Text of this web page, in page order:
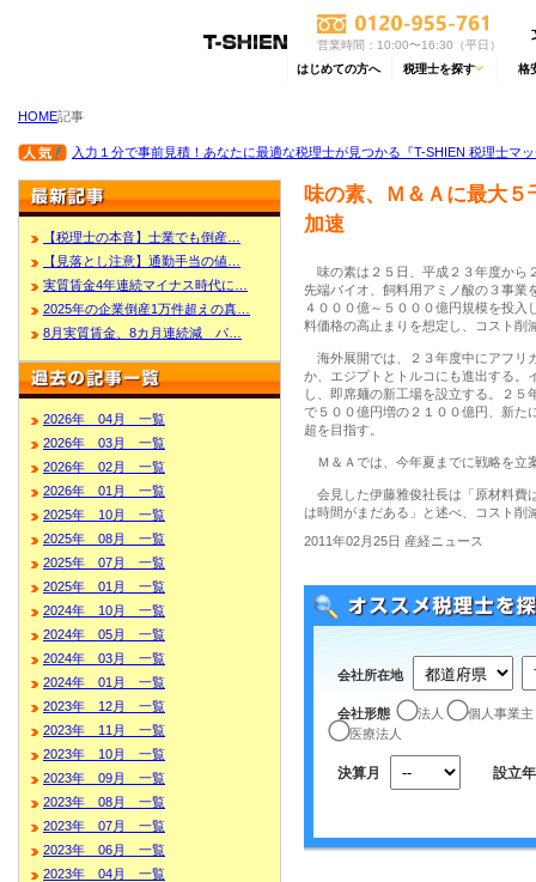
営業時間：10:00〜16:30（平日）
はじめての方へ 税理士を探す 格
HOME記事
入力１分で事前見積！あなたに最適な税理士が見つかる『T-SHIEN 税理士マ
【税理士の本音】士業でも倒産…
【見落とし注意】通勤手当の値…
実質賃金4年連続マイナス時代に…
2025年の企業倒産1万件超えの真…
8月実質賃金、8カ月連続減 パ…
2026年 04月 一覧
2026年 03月 一覧
2026年 02月 一覧
2026年 01月 一覧
2025年 10月 一覧
2025年 08月 一覧
2025年 07月 一覧
2025年 01月 一覧
2024年 10月 一覧
2024年 05月 一覧
2024年 03月 一覧
2024年 01月 一覧
2023年 12月 一覧
2023年 11月 一覧
2023年 10月 一覧
2023年 09月 一覧
2023年 08月 一覧
2023年 07月 一覧
2023年 06月 一覧
2023年 04月 一覧
味の素、Ｍ＆Ａに最大
加速
味の素は２５日、平成２３年度から
先端バイオ、飼料用アミノ酸の３事業
４０００億～５０００億円規模を投
料価格の高止まりを想定し、コスト削
海外展開では、２３年度中にアフリ
か、エジプトとトルコにも進出する。
し、即席麺の新工場を設立する。２
で５００億円増の２１００億円、新た
超を目指す。
Ｍ＆Ａでは、今年夏までに戦略を立
会見した伊藤雅俊社長は「原材料費
は時間がまだある」と述べ、コスト削
2011年02月25日 産経ニュース
会社所在地
会社形態 法人
個人事業主
医療法人
決算月 設立年